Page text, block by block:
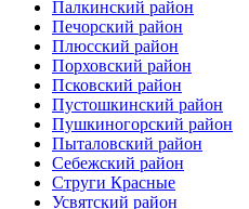
Палкинский район
Печорский район
Плюсский район
Порховский район
Псковский район
Пустошкинский район
Пушкиногорский район
Пыталовский район
Себежский район
Струги Красные
Усвятский район